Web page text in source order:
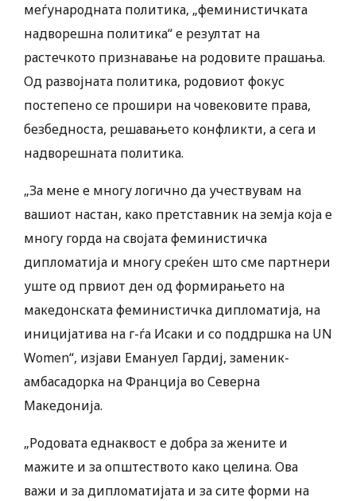
меѓународната политика, „феминистичката
надворешна политика“ е резултат на
растечкото признавање на родовите прашања.
Од развојната политика, родовиот фокус
постепено се прошири на човековите права,
безбедноста, решавањето конфликти, а сега и
надворешната политика.
„За мене е многу логично да учествувам на
вашиот настан, како претставник на земја која е
многу горда на својата феминистичка
дипломатија и многу среќен што сме партнери
уште од првиот ден од формирањето на
македонската феминистичка дипломатија, на
иницијатива на г-ѓа Исаки и со поддршка на UN
Women“, изјави Емануел Гардиј, заменик-
амбасадорка на Франција во Северна
Македонија.
„Родовата еднаквост е добра за жените и
мажите и за општеството како целина. Ова
важи и за дипломатијата и за сите форми на